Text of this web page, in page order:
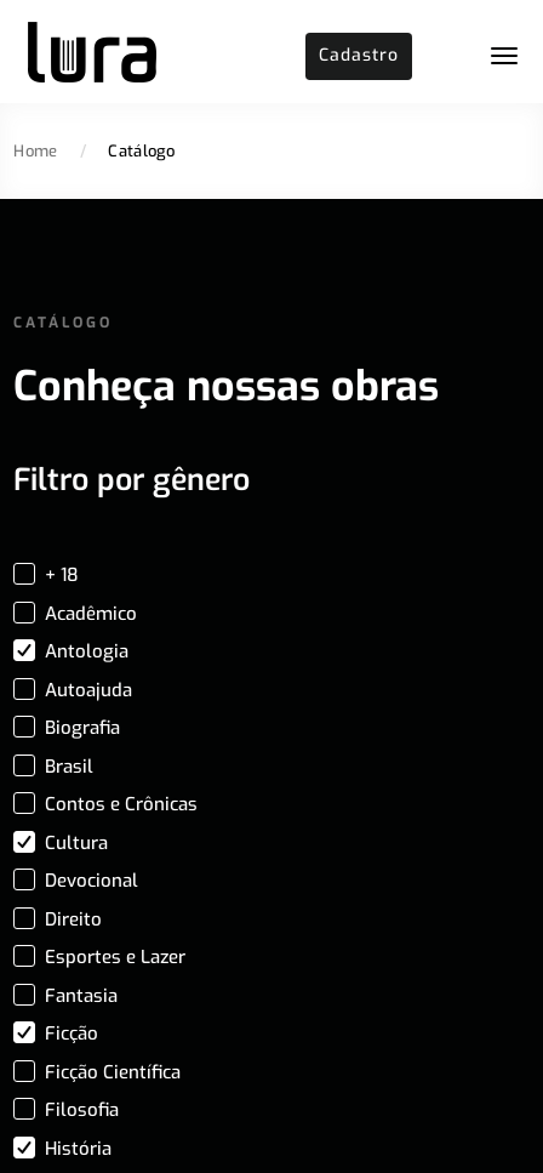
Cadastro
Home / Catálogo
CATÁLOGO
Conheça nossas obras
Filtro por gênero
+ 18
Acadêmico
Antologia
Autoajuda
Biografia
Brasil
Contos e Crônicas
Cultura
Devocional
Direito
Esportes e Lazer
Fantasia
Ficção
Ficção Científica
Filosofia
História